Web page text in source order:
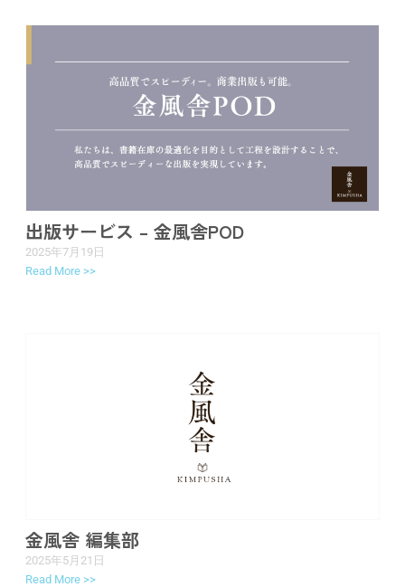
出版サービス – 金風舎POD
2025年7月19日
Read More >>
金風舎 編集部
2025年5月21日
Read More >>